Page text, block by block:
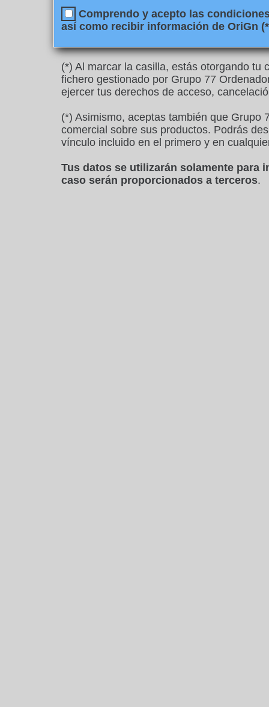
Comprendo y acepto las
así como recibir información de OriGn
(*) Al marcar la casilla, estás otorgando tu
fichero gestionado por Grupo 77
ejercer tus derechos de acceso,
(*) Asimismo, aceptas también que Grupo
comercial sobre sus productos. Podrás
vínculo incluido en el primero y en
Tus datos se utilizarán solamente para
caso serán proporcionados a terceros.